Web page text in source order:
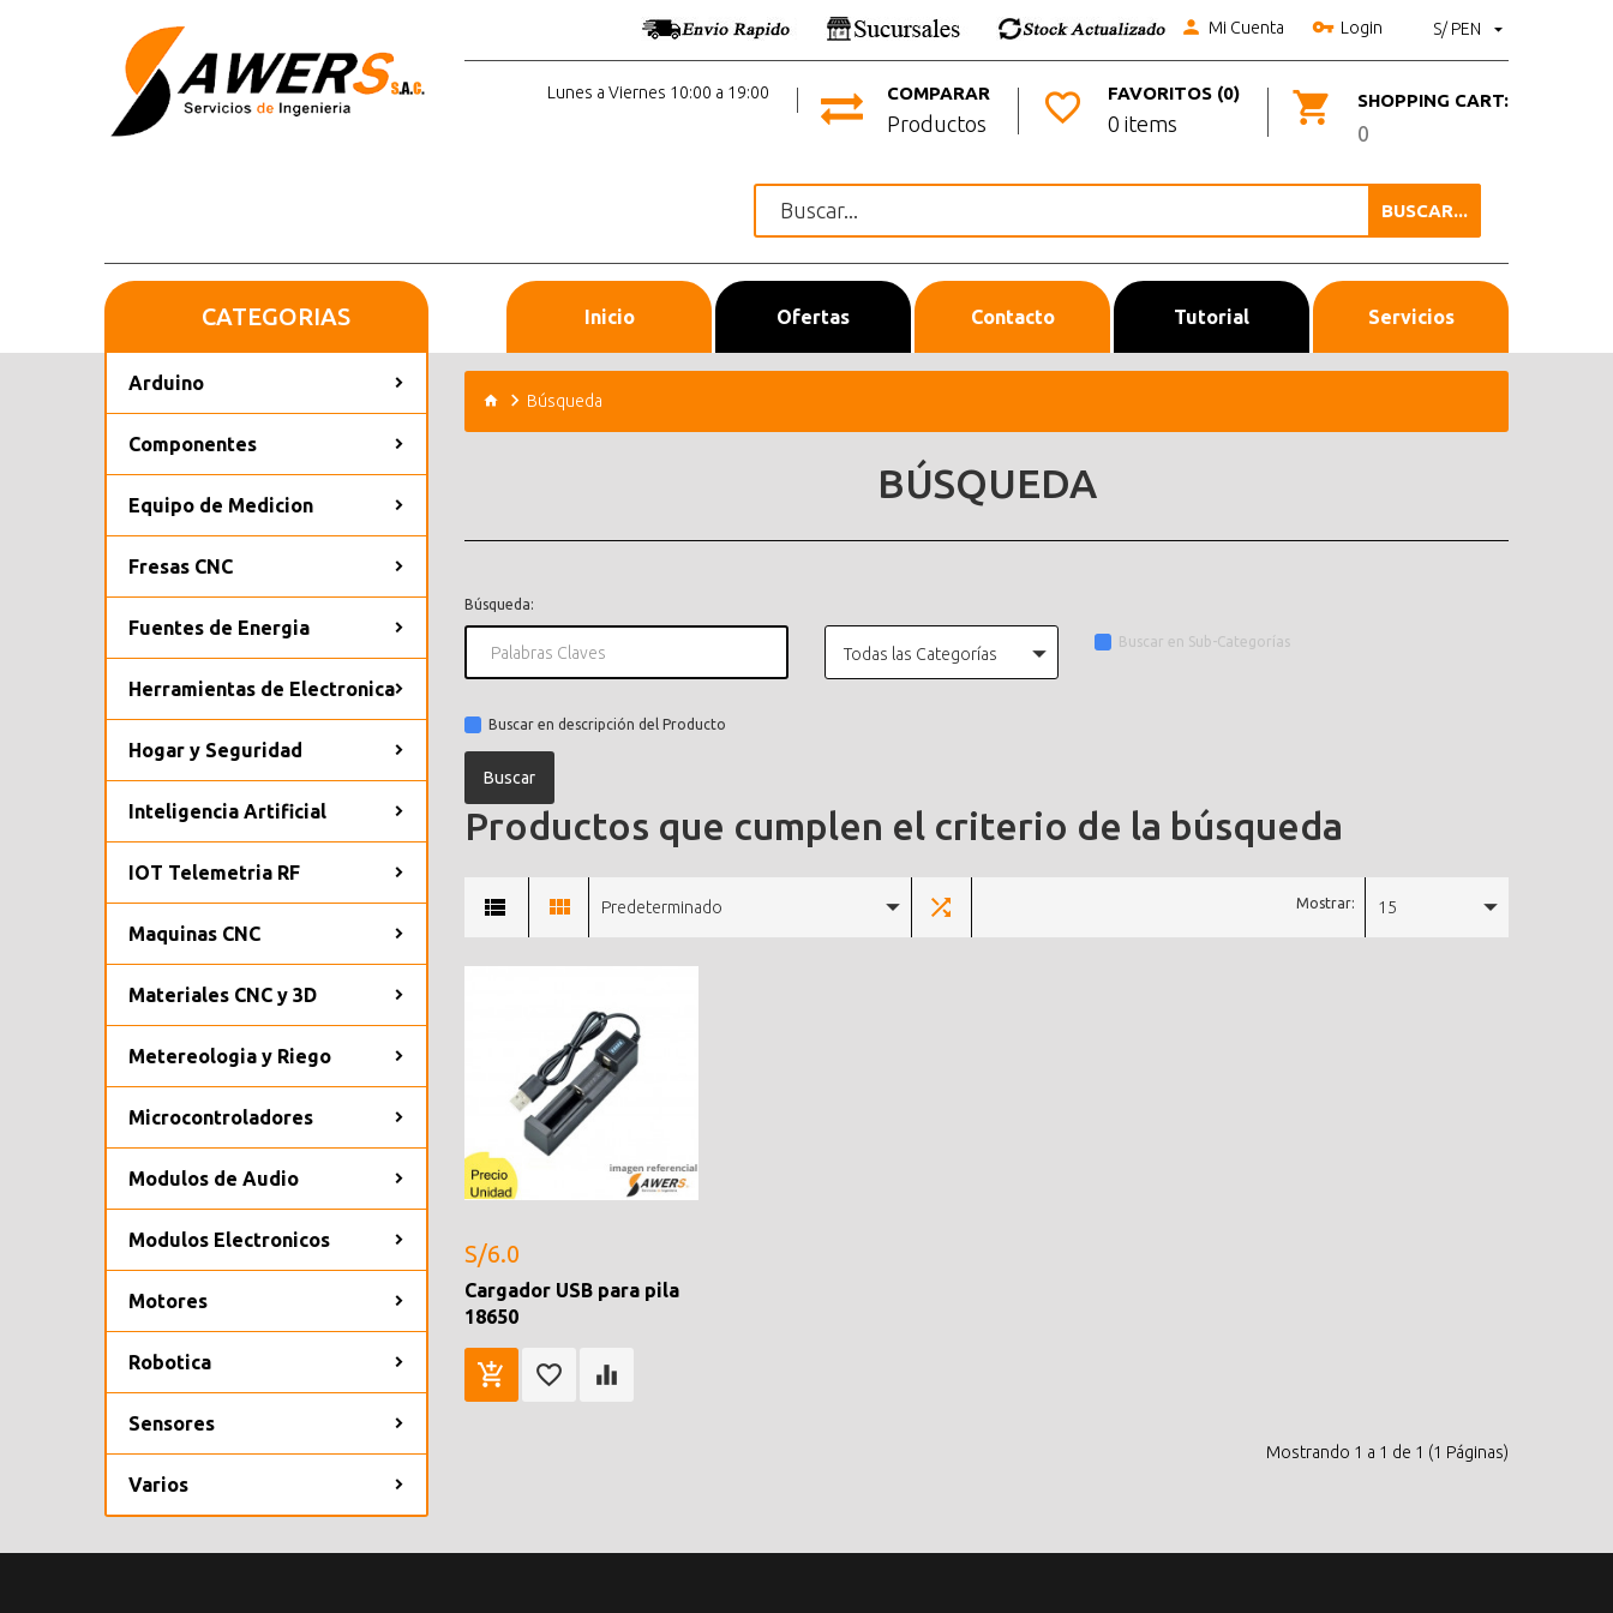
S/ PEN
Mi Cuenta Login
SHOPPING CART:
0
FAVORITOS (0)
0 items
COMPARAR
Productos
Lunes a Viernes 10:00 a 19:00
BUSCAR...
Inicio Ofertas Contacto Tutorial Servicios
CATEGORIAS
Arduino
Componentes
Equipo de Medicion
Fresas CNC
Fuentes de Energia
Herramientas de Electronica
Hogar y Seguridad
Inteligencia Artificial
IOT Telemetria RF
Maquinas CNC
Materiales CNC y 3D
Metereologia y Riego
Microcontroladores
Modulos de Audio
Modulos Electronicos
Motores
Robotica
Sensores
Varios
Búsqueda
BÚSQUEDA
Búsqueda:
Todas las Categorías
Buscar en Sub-Categorías
Buscar en descripción del Producto
Productos que cumplen el criterio de la búsqueda
Predeterminado Mostrar: 15
S/6.0
Cargador USB para pila
18650
Mostrando 1 a 1 de 1 (1 Páginas)